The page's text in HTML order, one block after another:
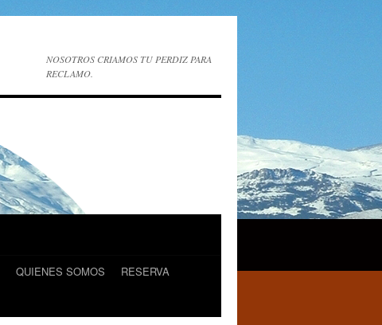
NOSOTROS CRIAMOS TU PERDIZ PARA
RECLAMO.
QUIENES SOMOS
RESERVA